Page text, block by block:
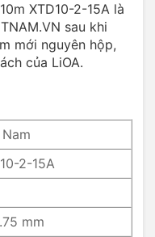
XTD10-2-15A là
sau khi
mới nguyên hộp,
của LiOA.
2-15A
mm